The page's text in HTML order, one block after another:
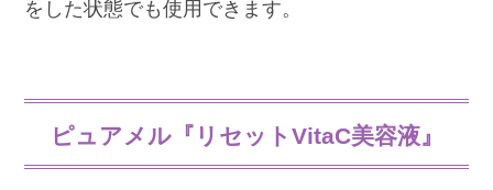
をした状態でも使用できます。
ピュアメル『リセットVitaC美容液』